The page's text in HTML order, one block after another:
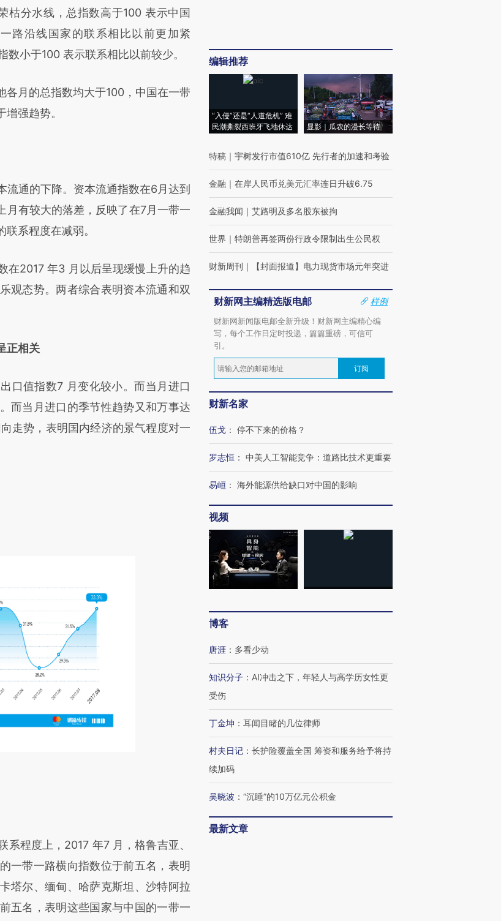
枯分水线，总指数高于100 表示中国
路沿线国家的联系相比以前更加紧
数小于100 表示联系相比以前较少。
月的总指数均大于100，中国在一带
强趋势。
通的下降。资本流通指数在6月达到
有较大的落差，反映了在7月一带一
系程度在减弱。
2017 年3 月以后呈现缓慢上升的趋
观态势。两者综合表明资本流通和双
正相关
值指数7 月变化较小。而当月进口
而当月进口的季节性趋势又和万事达
走势，表明国内经济的景气程度对一
程度上，2017 年7 月，格鲁吉亚、
一带一路横向指数位于前五名，表明
塔尔、缅甸、哈萨克斯坦、沙特阿拉
五名，表明这些国家与中国的一带一
编辑推荐
“入侵”还是“人道危机” 难
民潮撕裂西班牙飞地休达
显影｜瓜农的漫长等待
特稿 ｜ 宇树发行市值610亿 先行者的加速和考验
金融 ｜ 在岸人民币兑美元汇率连日升破6.75
金融我闻 ｜ 艾路明及多名股东被拘
世界 ｜ 特朗普再签两份行政令限制出生公民权
财新周刊 ｜ 【封面报道】电力现货市场元年突进
财新网主编精选版电邮
样例
财新网新闻版电邮全新升级！财新网主编精心编
写，每个工作日定时投递，篇篇重磅，可信可
引。
订阅
财新名家
伍戈 ： 停不下来的价格？
罗志恒 ： 中美人工智能竞争：道路比技术更重要
易峘 ： 海外能源供给缺口对中国的影响
视频
博客
唐涯 ： 多看少动
知识分子 ： AI冲击之下，年轻人与高学历女性更
受伤
丁金坤 ： 耳闻目睹的几位律师
村夫日记 ： 长护险覆盖全国 筹资和服务给予将持
续加码
吴晓波 ： “沉睡”的10万亿元公积金
最新文章